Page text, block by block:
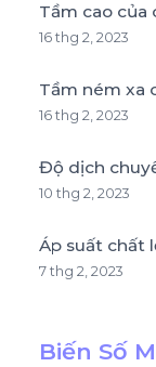
Tầm cao của
16 thg 2, 2023
Tầm ném xa
16 thg 2, 2023
Độ dịch
10 thg 2, 2023
Áp suất chất
7 thg 2, 2023
Biến Số